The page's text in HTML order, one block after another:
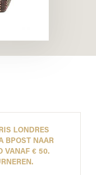
LONDRES
BPOST NAAR
VANAF € 50.